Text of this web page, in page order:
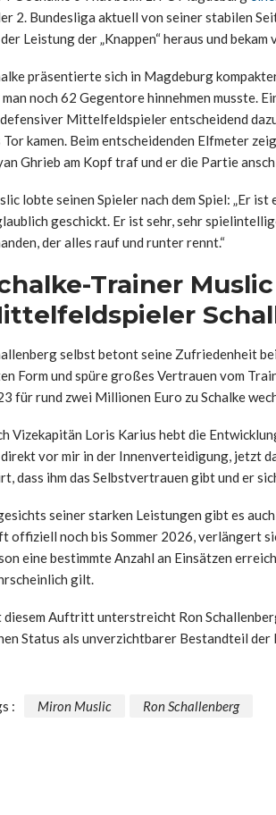
2. Bundesliga aktuell von seiner stabilen
Leistung der „Knappen“ heraus und
präsentierte sich in Magdeburg
noch 62 Gegentore hinnehmen musste.
Mittelfeldspieler entscheidend
Tor kamen. Beim entscheidenden Elfmeter
Ghrieb am Kopf traf und er die Partie
lobte seinen Spieler nach dem Spiel: „Er
geschickt. Er ist sehr, sehr
der alles rauf und runter rennt.“
Trainer
selbst betont seine Zufriedenheit
Form und spüre großes Vertrauen vom
für rund zwei Millionen Euro zu Schalke
Vizekapitän Loris Karius hebt die
vor mir in der Innenverteidigung, jetzt
dass ihm das Selbstvertrauen gibt und er
seiner starken Leistungen gibt es
offiziell noch bis Sommer 2026, verlängert
eine bestimmte Anzahl an Einsätzen
gilt.
diesem Auftritt unterstreicht Ron
Status als unverzichtbarer Bestandteil der
: Miron Muslic Ron Schallenberg